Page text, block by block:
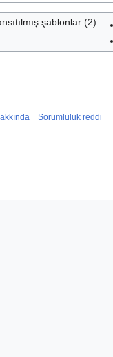
şablonlar (2)
Sorumluluk reddi